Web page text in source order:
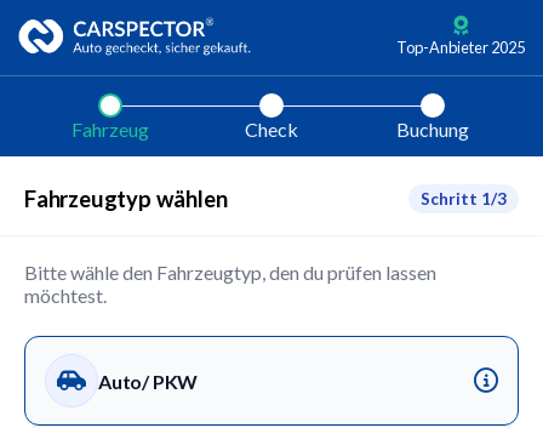
Fahrzeug Check Buchung
Top-Anbieter 2025
Fahrzeugtyp wählen Schritt 1/3
Bitte wähle den Fahrzeugtyp, den du prüfen lassen
möchtest.
Auto/ PKW